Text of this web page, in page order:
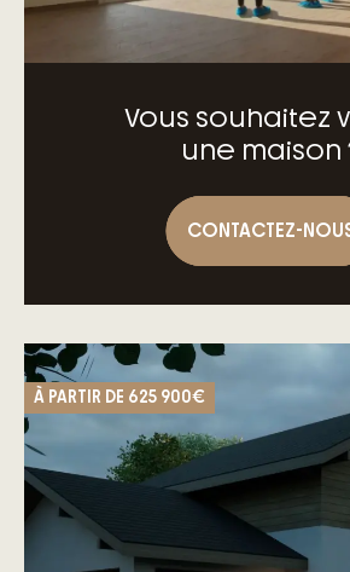
Vous souhaitez
une maison
CONTACTEZ-
À PARTIR DE 625 900€